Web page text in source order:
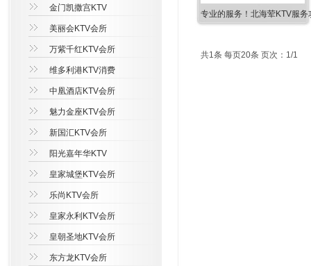
专业的服务！北海荤KTV服
共1条 每页20条 页次：1/1
金门凯撒宫KTV
美丽会KTV会所
万紫千红KTV会所
维多利港KTV消费
中凰酒店KTV会所
魅力金座KTV会所
新国汇KTV会所
阳光嘉年华KTV
皇家城堡KTV会所
乐尚KTV会所
皇家永利KTV会所
皇朝圣地KTV会所
东方龙KTV会所